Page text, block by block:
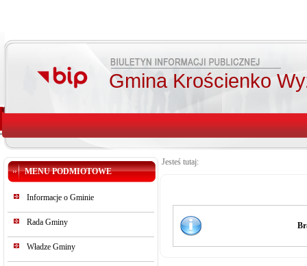
Gmina Krościenko
MENU PODMIOTOWE
Informacje o Gminie
Rada Gminy
Władze Gminy
Jesteś tutaj: